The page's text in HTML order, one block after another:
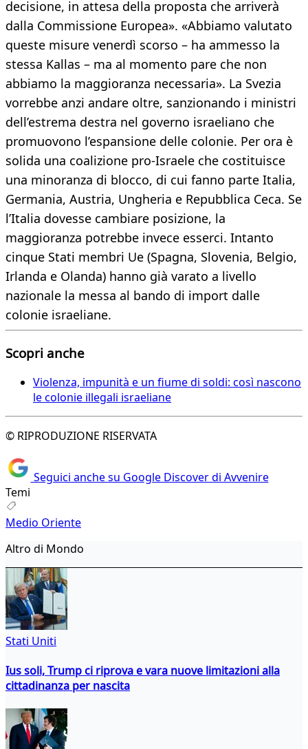
decisione, in attesa della proposta che arriverà
dalla Commissione Europea». «Abbiamo valutato
queste misure venerdì scorso – ha ammesso la
stessa Kallas – ma al momento pare che non
abbiamo la maggioranza necessaria». La Svezia
vorrebbe anzi andare oltre, sanzionando i ministri
dell’estrema destra nel governo israeliano che
promuovono l’espansione delle colonie. Per ora è
solida una coalizione pro-Israele che costituisce
una minoranza di blocco, di cui fanno parte Italia,
Germania, Austria, Ungheria e Repubblica Ceca. Se
l’Italia dovesse cambiare posizione, la
maggioranza potrebbe invece esserci. Intanto
cinque Stati membri Ue (Spagna, Slovenia, Belgio,
Irlanda e Olanda) hanno già varato a livello
nazionale la messa al bando di import dalle
colonie israeliane.
Scopri anche
Violenza, impunità e un fiume di soldi: così nascono
le colonie illegali israeliane
© RIPRODUZIONE RISERVATA
Seguici anche su Google Discover di Avvenire
Temi
Medio Oriente
Altro di Mondo
Stati Uniti
Ius soli, Trump ci riprova e vara nuove limitazioni alla
cittadinanza per nascita